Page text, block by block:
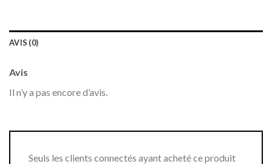
AVIS (0)
Avis
Il n’y a pas encore d’avis.
Seuls les clients connectés ayant acheté ce produit